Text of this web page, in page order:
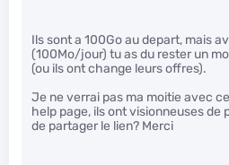
Ils sont a 100Go au depart, mais
(100Mo/jour) tu as du rester un
(ou ils ont change leurs offres).
Je ne verrai pas ma moitie avec
help page, ils ont visionneuses de
de partager le lien? Merci